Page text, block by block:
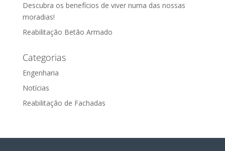
Descubra os benefícios de viver numa das nossas
moradias!
Reabilitação Betão Armado
Categorias
Engenharia
Notícias
Reabilitação de Fachadas